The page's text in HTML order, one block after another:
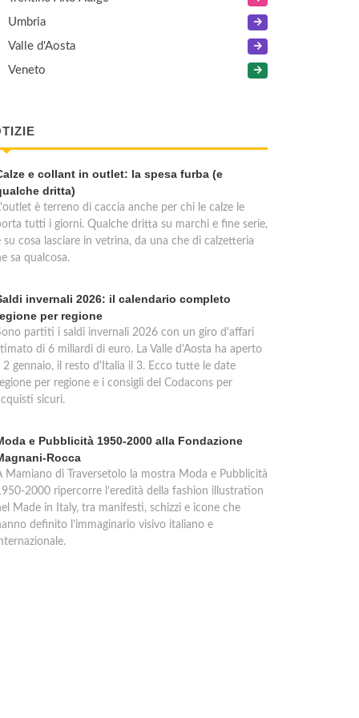
Umbria
Valle d'Aosta
Veneto
e collant in outlet: la spesa furba (e
dritta)
è terreno di caccia anche per chi le calze le
tutti i giorni. Qualche dritta su marchi e fine serie,
su cosa lasciare in vetrina, da una che di calzetteria
sa qualcosa.
invernali 2026: il calendario completo
per regione
partiti i saldi invernali 2026 con un giro d'affari
di 6 miliardi di euro. La Valle d'Aosta ha aperto
2 gennaio, il resto d'Italia il 3. Ecco tutte le date
per regione e i consigli del Codacons per
sicuri.
e Pubblicità 1950-2000 alla Fondazione
Rocca
Mamiano di Traversetolo la mostra Moda e Pubblicità
2000 ripercorre l’eredità della fashion illustration
Made in Italy, tra manifesti, schizzi e icone che
definito l’immaginario visivo italiano e